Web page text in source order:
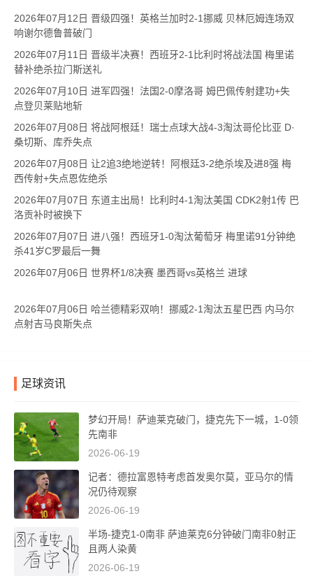
2026年07月12日 晋级四强！英格兰加时2-1挪威 贝林厄姆连场双
响谢尔德鲁普破门
2026年07月11日 晋级半决赛！西班牙2-1比利时将战法国 梅里诺
替补绝杀拉门斯送礼
2026年07月10日 进军四强！法国2-0摩洛哥 姆巴佩传射建功+失
点登贝莱贴地斩
2026年07月08日 将战阿根廷！瑞士点球大战4-3淘汰哥伦比亚 D·
桑切斯、库乔失点
2026年07月08日 让2追3绝地逆转！阿根廷3-2绝杀埃及进8强 梅
西传射+失点恩佐绝杀
2026年07月07日 东道主出局！比利时4-1淘汰美国 CDK2射1传 巴
洛贡补时被换下
2026年07月07日 进八强！西班牙1-0淘汰葡萄牙 梅里诺91分钟绝
杀41岁C罗最后一舞
2026年07月06日 世界杯1/8决赛 墨西哥vs英格兰 进球
2026年07月06日 哈兰德精彩双响！挪威2-1淘汰五星巴西 内马尔
点射吉马良斯失点
足球资讯
梦幻开局！萨迪莱克破门，捷克先下一城，1-0领
先南非
2026-06-19
记者：德拉富恩特考虑首发奥尔莫，亚马尔的情
况仍待观察
2026-06-19
半场-捷克1-0南非 萨迪莱克6分钟破门南非0射正
且两人染黄
2026-06-19